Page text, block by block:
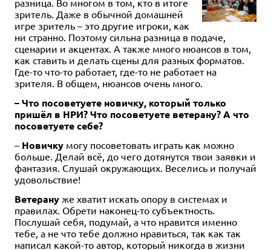
разница. Во многом в том, кто в итоге
зритель. Даже в обычной домашней
игре зритель – это другие игроки, как
ни странно. Поэтому сильна разница в подаче,
сценарии и акцентах. А также много нюансов в том,
как ставить и делать сцены для разных форматов.
Где-то что-то работает, где-то не работает на
зрителя. В общем, нюансов очень много.
– Что посоветуете новичку, который только
пришёл в НРИ? Что посоветуете ветерану? А что
посоветуете себе?
– Новичку могу посоветовать играть как можно
больше. Делай всё, до чего дотянутся твои заявки и
фантазия. Слушай окружающих. Веселись и получай
удовольствие!
Ветерану же хватит искать опору в системах и
правилах. Обрети наконец-то субъектность.
Послушай себя, подумай, а что нравится именно
тебе, а не что тебе должно нравиться, так как так
написал какой-то автор, который никогда в жизни